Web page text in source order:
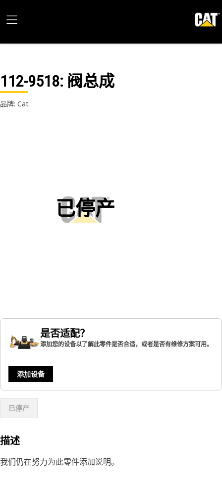
112-9518: 阀总成
品牌: Cat
已停产
是否适配？
添加您的设备以了解此零件是否合适，或者是否有维修方案可用。
添加设备
已停产
描述
我们仍在努力为此零件添加说明。